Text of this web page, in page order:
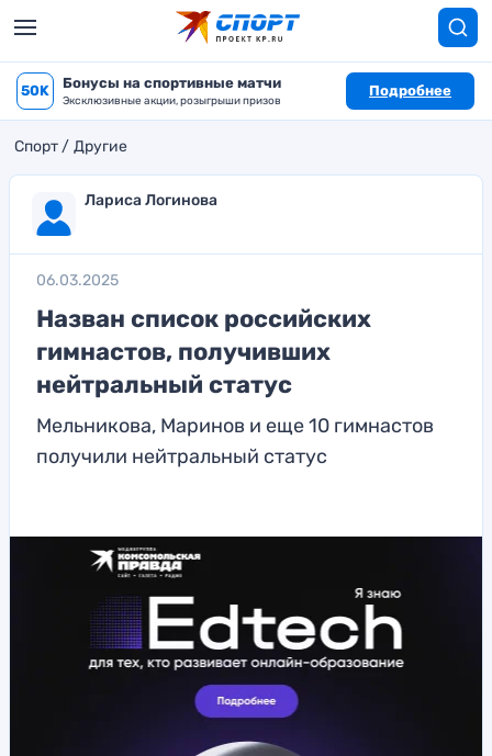
50K Бонусы на спортивные матчи
Эксклюзивные акции, розыгрыши призов
Подробнее
Спорт Другие
Лариса Логинова
06.03.2025
Назван список российских
гимнастов, получивших
нейтральный статус
Мельникова, Маринов и еще 10 гимнастов
получили нейтральный статус